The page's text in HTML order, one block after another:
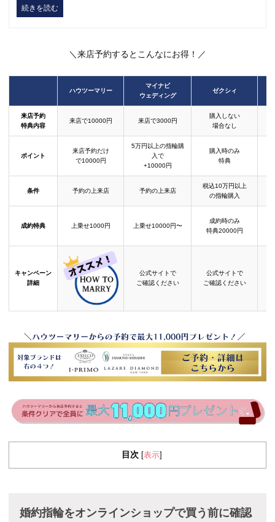
続きを読む
＼来店予約するとこんなにお得！／
ハウツーマリー
マイナビ
ウェディング
ゼクシィ
来店予約
特典内容
来店で10000円 来店で3000円
購入しない
場合なし
ポイント
来店予約だけ
で10000円
5万円以上の指輪購
入で
+10000円
購入時のみ
特典
条件 予約の上来店 予約の上来店
税込10万円以上
の指輪購入
成約特典 上乗せ1000円 上乗せ10000円〜
成約時のみ
特典20000円
キャンペーン
詳細
公式サイトで
ご確認ください
公式サイトで
ご確認ください
目次 表示
婚約指輪をオンラインショップで買う前に確認